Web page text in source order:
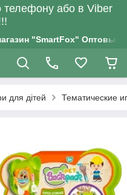
телефону або в Viber
"SmartFox" Оптовым
для дітей Тематические